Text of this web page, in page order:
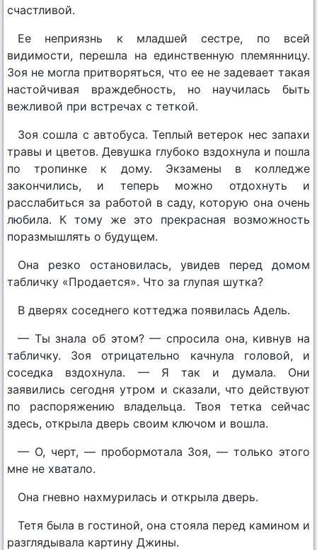
счастливой.
Ее неприязнь к младшей сестре, по всей
видимости, перешла на единственную племянницу.
Зоя не могла притворяться, что ее не задевает такая
настойчивая враждебность, но научилась быть
вежливой при встречах с теткой.
Зоя сошла с автобуса. Теплый ветерок нес запахи
травы и цветов. Девушка глубоко вздохнула и пошла
по тропинке к дому. Экзамены в колледже
закончились, и теперь можно отдохнуть и
расслабиться за работой в саду, которую она очень
любила. К тому же это прекрасная возможность
поразмышлять о будущем.
Она резко остановилась, увидев перед домом
табличку «Продается». Что за глупая шутка?
В дверях соседнего коттеджа появилась Адель.
— Ты знала об этом? — спросила она, кивнув на
табличку. Зоя отрицательно качнула головой, и
соседка вздохнула. — Я так и думала. Они
заявились сегодня утром и сказали, что действуют
по распоряжению владельца. Твоя тетка сейчас
здесь, открыла дверь своим ключом и вошла.
— О, черт, — пробормотала Зоя, — только этого
мне не хватало.
Она гневно нахмурилась и открыла дверь.
Тетя была в гостиной, она стояла перед камином и
разглядывала картину Джины.